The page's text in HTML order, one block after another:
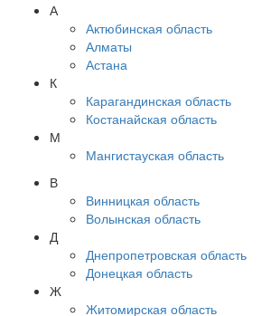
А
Актюбинская область
Алматы
Астана
К
Карагандинская область
Костанайская область
М
Мангистауская область
В
Винницкая область
Волынская область
Д
Днепропетровская область
Донецкая область
Ж
Житомирская область